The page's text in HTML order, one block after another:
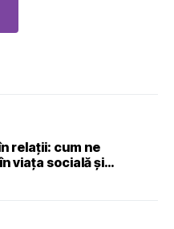
relații: cum ne
viața socială și